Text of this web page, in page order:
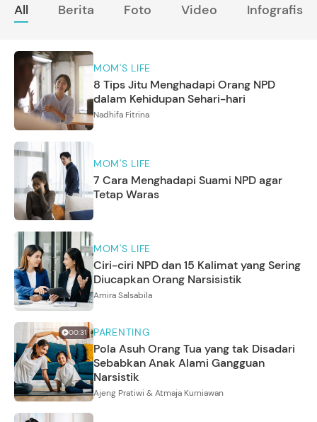
All Berita Foto Video Infografis
MOM'S LIFE
8 Tips Jitu Menghadapi Orang NPD
dalam Kehidupan Sehari-hari
Nadhifa Fitrina
MOM'S LIFE
7 Cara Menghadapi Suami NPD agar
Tetap Waras
MOM'S LIFE
Ciri-ciri NPD dan 15 Kalimat yang Sering
Diucapkan Orang Narsisistik
Amira Salsabila
00:31 PARENTING
Pola Asuh Orang Tua yang tak Disadari
Sebabkan Anak Alami Gangguan
Narsistik
Ajeng Pratiwi & Atmaja Kurniawan